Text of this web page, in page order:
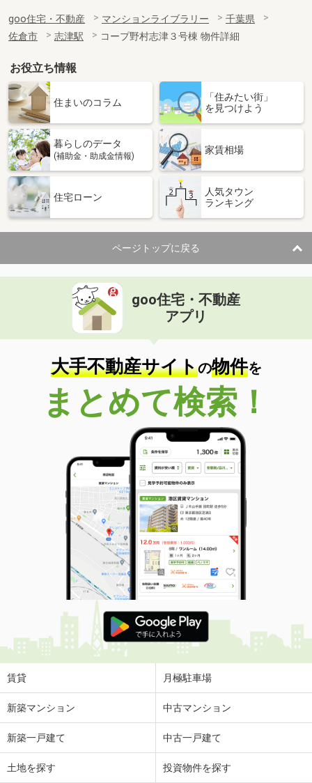
goo住宅・不動産 マンションライブラリー
千葉県
佐倉市
志津駅 コープ野村志津３号棟 物件詳細
お役立ち情報
住まいのコラム
「住みたい街」
を見つけよう
暮らしのデータ
(補助金・助成金情報)
家賃相場
住宅ローン
人気タウン
ランキング
ページトップに戻る
goo住宅・不動産
アプリ
大手不動産サイトの物件を
まとめて検索！
賃貸 月極駐車場
新築マンション 中古マンション
新築一戸建て 中古一戸建て
土地を探す 投資物件を探す